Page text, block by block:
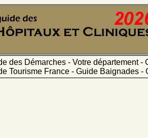
des Démarches - Votre département
Tourisme France - Guide Baignades